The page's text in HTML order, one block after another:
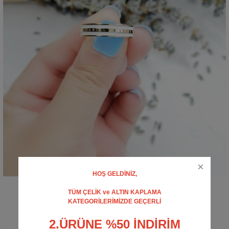
Beyaz Mineli Alyans
0 - Yorum Yap
HOŞ GELDİNİZ,
TÜM ÇELİK ve ALTIN KAPLAMA
KATEGORİLERİMİZDE GEÇERLİ
2.ÜRÜNE %50 İNDİRİM